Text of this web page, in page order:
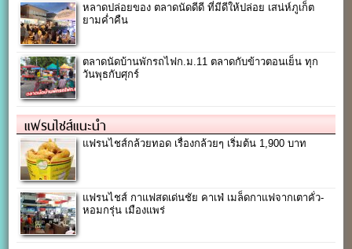
หลาดปล่อยของ ตลาดนัดดีดี ที่มีดีให้ปล่อย เสน่ห์ภูเก็ต
ยามค่ำคืน
ตลาดนัดบ้านพักรถไฟก.ม.11 ตลาดกับข้าวตอนเย็น ทุก
วันพุธกับศุกร์
แฟรนไชส์แนะนำ
แฟรนไชส์กล้วยทอด เรื่องกล้วยๆ เริ่มต้น 1,900 บาท
แฟรนไชส์ กาแฟสดเด่นชัย คาเฟ่ เมล็ดกาแฟจากเตาคั่ว-
หอมกรุ่น เมืองแพร่